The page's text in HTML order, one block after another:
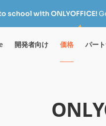
school with ONLYOFFICE!
開発者向け 価格 パー